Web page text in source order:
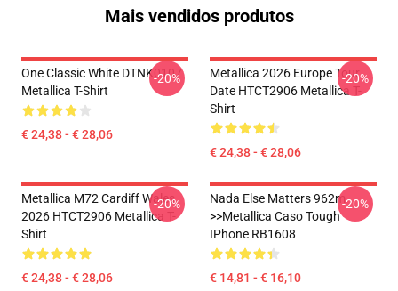
Mais vendidos produtos
One Classic White DTNK0107
Metallica T-Shirt
€ 24,38 - € 28,06
-20%
Metallica 2026 Europe Tour
Date HTCT2906 Metallica T-
Shirt
€ 24,38 - € 28,06
-20%
Metallica M72 Cardiff Wales
2026 HTCT2906 Metallica T-
Shirt
€ 24,38 - € 28,06
-20%
Nada Else Matters 962m
>>metallica Caso Tough
IPhone RB1608
€ 14,81 - € 16,10
-20%